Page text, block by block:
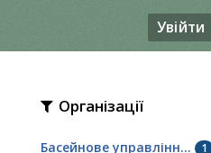
Увійти
Організації
Басейнове управлінн... 1